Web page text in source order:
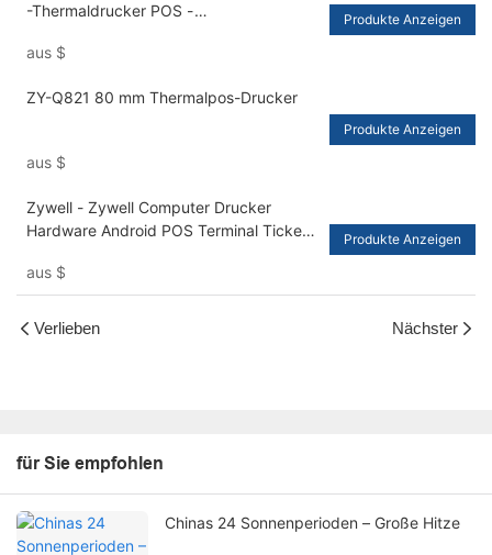
-Thermaldrucker POS -
aus $
Produkte Anzeigen
ZY-Q821 80 mm Thermalpos-Drucker
aus $
Produkte Anzeigen
Zywell - Zywell Computer Drucker
Hardware Android POS Terminal Ticket
Direkter Thermal 80mm USB+LAN
aus $
Produkte Anzeigen
Verlieben Nächster
für Sie empfohlen
Chinas 24 Sonnenperioden – Große Hitze